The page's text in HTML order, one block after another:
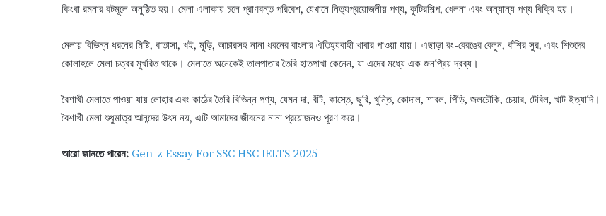
কিংবা রমনার বটমূলে অনুষ্ঠিত হয়। মেলা এলাকায় চলে প্রাণবন্ত পরিবেশ, যেখানে নিত্যপ্রয়োজনীয় পণ্য, কুটিরশিল্প, খেলনা এবং অন্যান্য পণ্য বিক্রি হয়।
মেলায় বিভিন্ন ধরনের মিষ্টি, বাতাসা, খই, মুড়ি, আচারসহ নানা ধরনের বাংলার ঐতিহ্যবাহী খাবার পাওয়া যায়। এছাড়া রং-বেরঙের বেলুন, বাঁশির সুর, এবং শিশুদের
কোলাহলে মেলা চত্বর মুখরিত থাকে। মেলাতে অনেকেই তালপাতার তৈরি হাতপাখা কেনেন, যা এদের মধ্যে এক জনপ্রিয় দ্রব্য।
বৈশাখী মেলাতে পাওয়া যায় লোহার এবং কাঠের তৈরি বিভিন্ন পণ্য, যেমন দা, বঁটি, কাস্তে, ছুরি, খুন্তি, কোদাল, শাবল, পিঁড়ি, জলচৌকি, চেয়ার, টেবিল, খাট ইত্যাদি।
বৈশাখী মেলা শুধুমাত্র আনন্দের উৎস নয়, এটি আমাদের জীবনের নানা প্রয়োজনও পূরণ করে।
আরো জানতে পারেন: Gen-z Essay For SSC HSC IELTS 2025